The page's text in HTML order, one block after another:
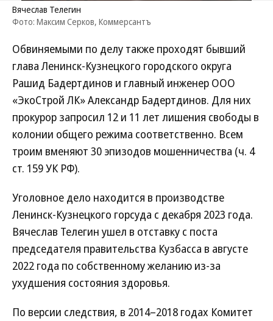
Вячеслав Телегин
Фото: Максим Серков, Коммерсантъ
Обвиняемыми по делу также проходят бывший
глава Ленинск-Кузнецкого городского округа
Рашид Бадертдинов и главный инженер ООО
«ЭкоСтрой ЛК» Александр Бадертдинов. Для них
прокурор запросил 12 и 11 лет лишения свободы в
колонии общего режима соответственно. Всем
троим вменяют 30 эпизодов мошенничества (ч. 4
ст. 159 УК РФ).
Уголовное дело находится в производстве
Ленинск-Кузнецкого горсуда с декабря 2023 года.
Вячеслав Телегин ушел в отставку с поста
председателя правительства Кузбасса в августе
2022 года по собственному желанию из-за
ухудшения состояния здоровья.
По версии следствия, в 2014–2018 годах Комитет